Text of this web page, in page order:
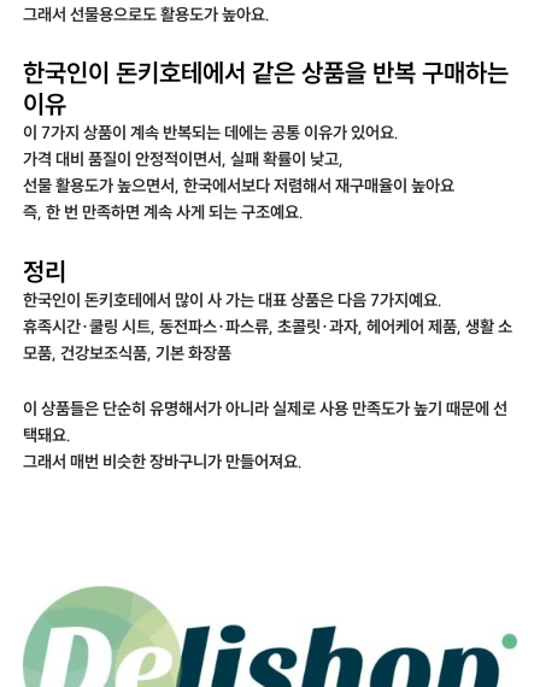
그래서 선물용으로도 활용도가 높아요.
한국인이 돈키호테에서 같은 상품을 반복 구매하는
이유
이 7가지 상품이 계속 반복되는 데에는 공통 이유가 있어요.
가격 대비 품질이 안정적이면서, 실패 확률이 낮고,
선물 활용도가 높으면서, 한국에서보다 저렴해서 재구매율이 높아요
즉, 한 번 만족하면 계속 사게 되는 구조예요.
정리
한국인이 돈키호테에서 많이 사 가는 대표 상품은 다음 7가지예요.
휴족시간·쿨링 시트, 동전파스·파스류, 초콜릿·과자, 헤어케어 제품, 생활 소
모품, 건강보조식품, 기본 화장품
이 상품들은 단순히 유명해서가 아니라 실제로 사용 만족도가 높기 때문에 선
택돼요.
그래서 매번 비슷한 장바구니가 만들어져요.